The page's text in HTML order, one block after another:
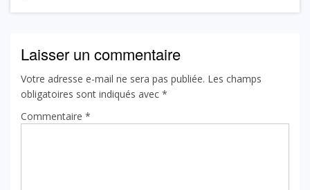
Laisser un commentaire
Votre adresse e-mail ne sera pas publiée. Les champs
obligatoires sont indiqués avec *
Commentaire *